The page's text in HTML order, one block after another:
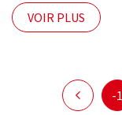
VOIR PLUS
-1